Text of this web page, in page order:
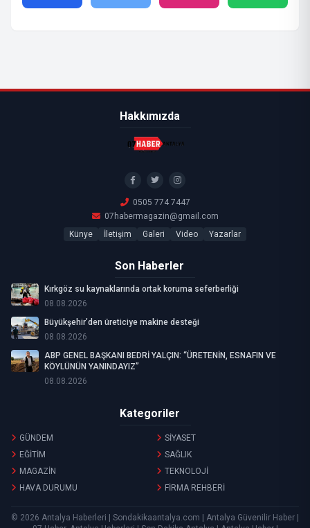
Hakkımızda
0505 774 7447
07habermagazin@gmail.com
Künye
İletişim Galeri Video Yazarlar
Son Haberler
Kırkgöz su kaynaklarında ortak koruma seferberliği
08.08.2026
Büyükşehir’den üreticiye makine desteği
08.08.2026
ABP GENEL BAŞKANI BEDRİ YALÇIN: “ÜRETENİN, ESNAFIN VE
KÖYLÜNÜN YANINDAYIZ”
08.08.2026
Kategoriler
GÜNDEM
SİYASET
EĞİTİM
SAĞLIK
MAGAZİN
TEKNOLOJİ
HAVA DURUMU
FİRMA REHBERİ
© 2026 Antalya Haberleri | Sondakikaantalya.com | Antalya Güvenilir Haber |